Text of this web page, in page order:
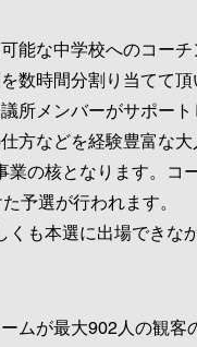
能な中学校へのコー
数時間分割り当てて
所メンバーがサポー
方などを経験豊富な
の核となります。コ
予選が行われます。
も本選に出場できな
ムが最大902人の観客